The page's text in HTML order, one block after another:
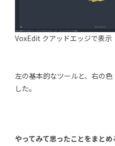
VoxEdit クアッドエッジで表示
左の基本的なツールと、右の
した。
やってみて思ったことをまとめ